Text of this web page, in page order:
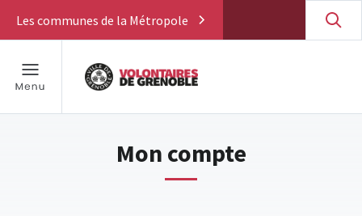
Les communes de la Métropole
Mon compte